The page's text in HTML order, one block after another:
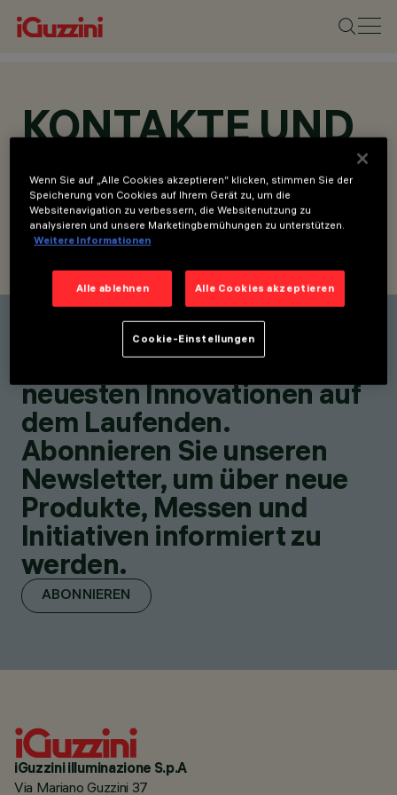
KONTAKTE UND
STANDORTE
KONTAKT SUCHEN ANFRAGE SENDEN
Einen Kontakt finden
Bleiben Sie über unsere
neuesten Innovationen auf
dem Laufenden.
Abonnieren Sie unseren
Newsletter, um über neue
Produkte, Messen und
Initiativen informiert zu
werden.
ABONNIEREN
iGuzzini illuminazione S.p.A
Via Mariano Guzzini 37
Wenn Sie auf „Alle Cookies akzeptieren“ klicken, stimmen Sie der
Speicherung von Cookies auf Ihrem Gerät zu, um die
Websitenavigation zu verbessern, die Websitenutzung zu
analysieren und unsere Marketingbemühungen zu unterstützen.
Weitere Informationen
Alle ablehnen Alle Cookies akzeptieren
Cookie-Einstellungen